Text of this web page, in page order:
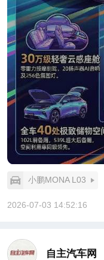
小鹏MONA L03
2026-07-03 14:52:16
自主汽车网